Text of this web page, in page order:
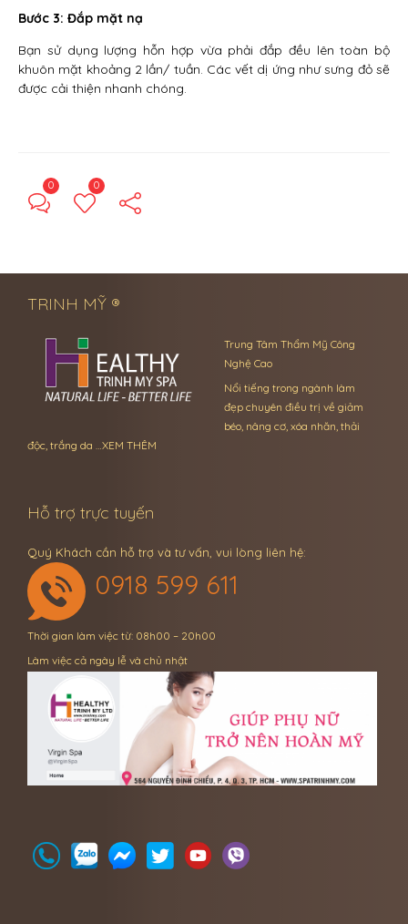
Bước 3: Đắp mặt nạ
Bạn sử dụng lượng hỗn hợp vừa phải đắp đều lên toàn bộ
khuôn mặt khoảng 2 lần/ tuần. Các vết dị ứng như sưng đỏ sẽ
được cải thiện nhanh chóng.
0 0
TRINH MỸ ®
Trung Tâm Thẩm Mỹ Công
Nghệ Cao
Nổi tiếng trong ngành làm
đẹp chuyên điều trị về giảm
béo, nâng cơ, xóa nhăn, thải
độc, trắng da …XEM THÊM
Hỗ trợ trực tuyến
Quý Khách cần hỗ trợ và tư vấn, vui lòng liên hệ:
0918 599 611
Thời gian làm việc từ: 08h00 – 20h00
Làm việc cả ngày lễ và chủ nhật